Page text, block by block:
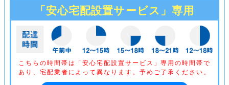
「安心宅配設置サービス」専用
こちらの時間帯は「安心宅配設置サービス」専用の時間帯で
あり、 宅配業者によって異なります。予めご了承ください。